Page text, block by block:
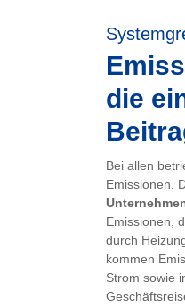
die
Bei allen
Emissionen.
Emissionen,
durch
kommen
Strom sowie